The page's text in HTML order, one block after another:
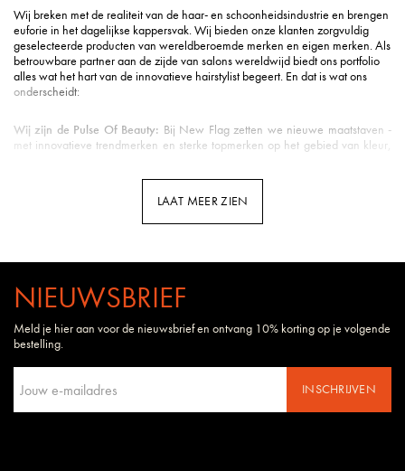
Wij breken met de realiteit van de haar- en schoonheidsindustrie en brengen
euforie in het dagelijkse kappersvak. Wij bieden onze klanten zorgvuldig
geselecteerde producten van wereldberoemde merken en eigen merken. Als
betrouwbare partner aan de zijde van salons wereldwijd biedt ons portfolio
alles wat het hart van de innovatieve hairstylist begeert. En dat is wat ons
onderscheidt:
Wij zijn de Pulse Of Beauty: Bij New Flag zetten we nieuwe maatstaven -
met innovatieve trendmerken en sterke topmerken op het gebied van kleur,
: Milieuvriendelijke verpakking is voor ons een eerste
: Uw pakket is gemiddeld binnen 3 werkdagen bij u binnen
kappers op meerdere kanalen - van YouTube tot Facebook en Instagram tot
webinars en seminars in de salon.
Daarom begrijpen wij uw wensen en eisen als geen ander bedrijf.
LAAT MEER ZIEN
NIEUWSBRIEF
Meld je hier aan voor de nieuwsbrief en ontvang 10% korting op je volgende
bestelling.
INSCHRIJVEN